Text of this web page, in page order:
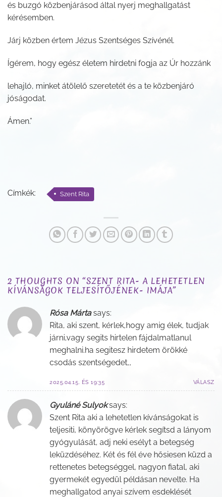
és buzgó közbenjárásod által nyerj meghallgatást
kérésemben.
Járj közben értem Jézus Szentséges Szívénél.
Ígérem, hogy egész életem hirdetni fogja az Úr hozzánk
lehajló, minket átölelő szeretetét és a te közbenjáró
jóságodat.
Ámen.”
Címkék: Szent Rita
2 THOUGHTS ON “SZENT RITA- A LEHETETLEN
KÍVÁNSÁGOK TELJESÍTŐJÉNEK- IMÁJA”
Rósa Márta says:
Rita, aki szent, kérlek,hogy amig élek, tudjak
járni,vagy segits hirtelen fájdalmatlanul
meghalni.ha segitesz hirdetem örökké
csodás szentségedet,,
2025.04.15. ÉS 19:35 VÁLASZ
Gyuláné Sulyok says:
Szent Rita aki a lehetetlen kívánságokat is
teljesiti, könyörögve kérlek segítsd a lányom
gyógyulását, adj neki esélyt a betegség
leküzdéséhez. Két és fél éve hősiesen küzd a
rettenetes betegséggel, nagyon fiatal, aki
gyermekét egyedül példásan nevelte. Ha
meghallgatod anyai szívem esdeklését